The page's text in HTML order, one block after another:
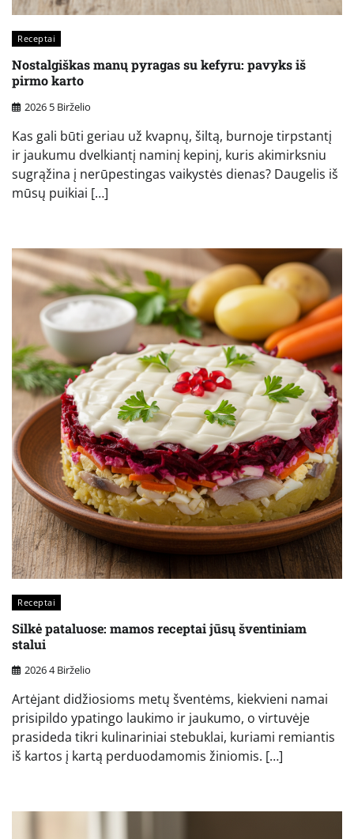
Receptai
Nostalgiškas manų pyragas su kefyru: pavyks iš
pirmo karto
2026 5 Birželio
Kas gali būti geriau už kvapnų, šiltą, burnoje tirpstantį
ir jaukumu dvelkiantį naminį kepinį, kuris akimirksniu
sugrąžina į nerūpestingas vaikystės dienas? Daugelis iš
mūsų puikiai […]
Receptai
Silkė pataluose: mamos receptai jūsų šventiniam
stalui
2026 4 Birželio
Artėjant didžiosioms metų šventėms, kiekvieni namai
prisipildo ypatingo laukimo ir jaukumo, o virtuvėje
prasideda tikri kulinariniai stebuklai, kuriami remiantis
iš kartos į kartą perduodamomis žiniomis. […]